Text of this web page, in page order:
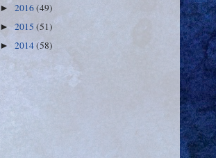
► 2016(49)
►2015 (51)
► 2014(58)